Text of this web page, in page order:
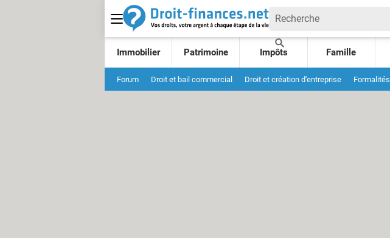
Immobilier Patrimoine Impôts Famille
Forum Droit et bail commercial Droit et création d'entreprise Formalités